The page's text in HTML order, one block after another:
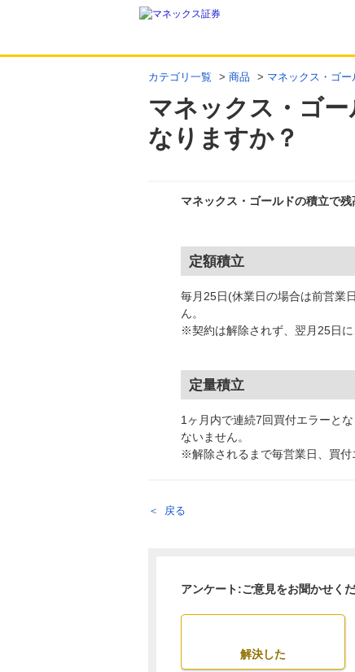
カテゴリ一覧 > 商品 > マネックス・ゴー
マネックス・ゴ
なりますか？
マネックス・ゴールドの積立で
定額積立
毎月25日(休業日の場合は前営業
ん。
※契約は解除されず、翌月25日に
定量積立
1ヶ月内で連続7回買付エラーと
ないません。
※解除されるまで毎営業日、買付
戻る
アンケート:ご意見をお聞かせく
解決した